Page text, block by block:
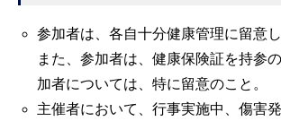
参加者は、各自十分健康管理に留意し
また、参加者は、健康保険証を持参
加者については、特に留意のこと。
主催者において、行事実施中、傷害